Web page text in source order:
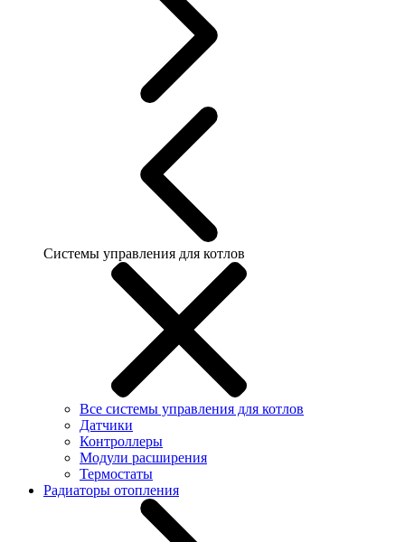
Системы управления для котлов
Все системы управления для котлов
Датчики
Контроллеры
Модули расширения
Термостаты
Радиаторы отопления